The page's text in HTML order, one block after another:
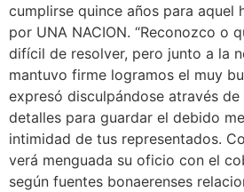
cumplirse quince años para aquel
por UNA NACION. “Reconozco o
difícil de resolver, pero junto a la
mantuvo firme logramos el muy
expresó disculpándose através
detalles para guardar el debido
intimidad de tus representados.
verá menguada su oficio con el
según fuentes bonaerenses